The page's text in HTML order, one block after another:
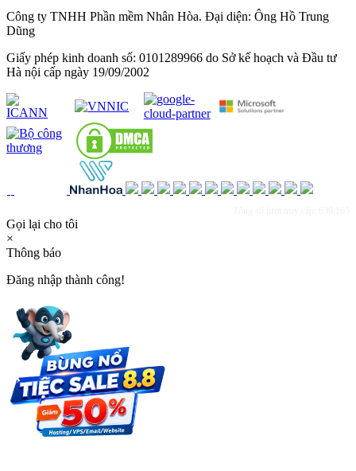
Công ty TNHH Phần mềm Nhân Hòa. Đại diện: Ông Hồ Trung
Dũng
Giấy phép kinh doanh số: 0101289966 do Sở kế hoạch và Đầu tư
Hà nội cấp ngày 19/09/2002
Gọi lại cho tôi
×
Thông báo
Đăng nhập thành công!